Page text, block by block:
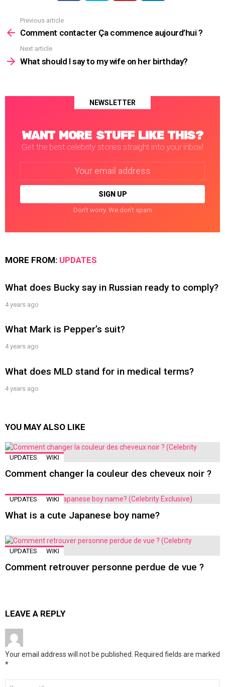
more
Previous article
Comment contacter Ça commence aujourd’hui ?
Next article
What should I say to my wife on her birthday?
NEWSLETTER
WANT MORE STUFF LIKE THIS?
Get the best celebrity stories straight into your inbox!
Don't worry. We don't spam
MORE FROM: UPDATES
What does Bucky say in Russian ready to comply?
4 years ago
What Mark is Pepper’s suit?
4 years ago
What does MLD stand for in medical terms?
4 years ago
YOU MAY ALSO LIKE
UPDATES WIKI
Comment changer la couleur des cheveux noir ?
UPDATES WIKI
What is a cute Japanese boy name?
UPDATES WIKI
Comment retrouver personne perdue de vue ?
LEAVE A REPLY
Your email address will not be published.
Required fields are marked
*